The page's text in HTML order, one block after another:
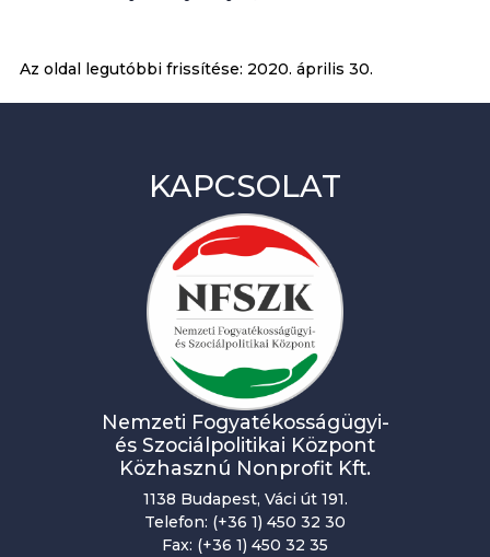
Az oldal legutóbbi frissítése: 2020. április 30.
KAPCSOLAT
Nemzeti Fogyatékosságügyi-
és Szociálpolitikai Központ
Közhasznú Nonprofit Kft.
1138 Budapest, Váci út 191.
Telefon: (+36 1) 450 32 30
Fax: (+36 1) 450 32 35